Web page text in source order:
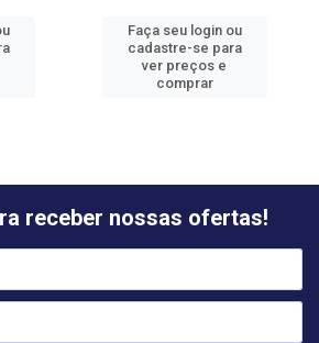
Faça seu login ou
cadastre-se para
ver preços e
comprar
receber nossas ofertas!